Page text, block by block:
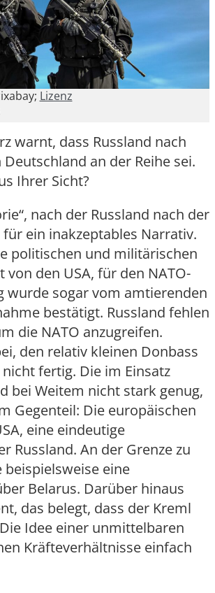
Lizenz
warnt, dass Russland nach
an der Reihe sei.
Ihrer Sicht?
nach der Russland nach der
ein inakzeptables Narrativ.
politischen und militärischen
den USA, für den NATO-
wurde sogar vom amtierenden
bestätigt. Russland fehlen
die NATO anzugreifen.
den relativ kleinen Donbass
fertig. Die im Einsatz
bei Weitem nicht stark genug,
Gegenteil: Die europäischen
eine eindeutige
Russland. An der Grenze zu
eine
Belarus. Darüber hinaus
das belegt, dass der Kreml
Idee einer unmittelbaren
Kräfteverhältnisse einfach